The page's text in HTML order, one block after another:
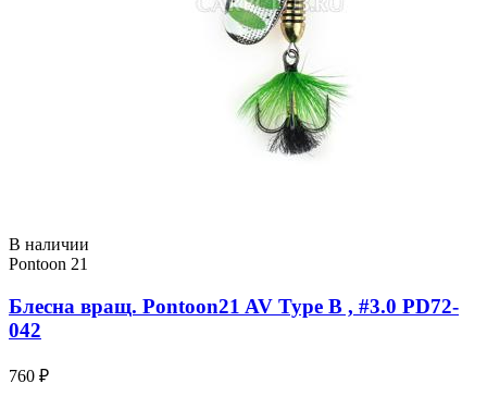
В наличии
Pontoon 21
Блесна вращ. Pontoon21 AV Type B , #3.0 PD72-
042
760 ₽